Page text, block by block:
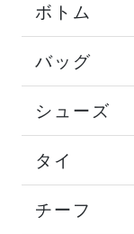
ボトム
バッグ
シューズ
タイ
チーフ